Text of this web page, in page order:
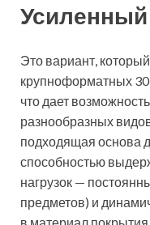
Усиленный
Это вариант,
крупноформатных 30
что дает
разнообразных
подходящая основа
способностью
нагрузок —
предметов) и